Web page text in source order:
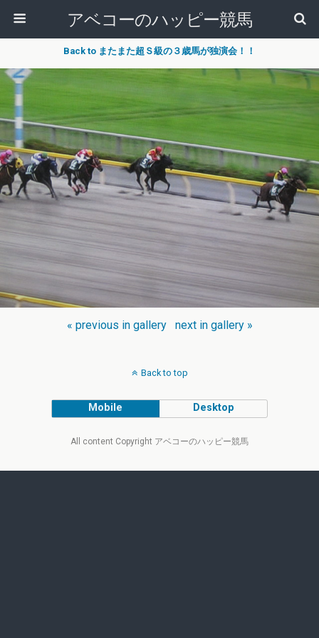
アベコーのハッピー競馬
Back to またまた超Ｓ級の３歳馬が独演会！！
« previous in gallery next in gallery »
Back to top
Mobile Desktop
All content Copyright アベコーのハッピー競馬